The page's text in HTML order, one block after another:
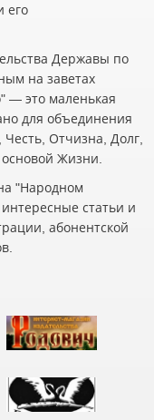
его
Державы по
на заветах
— это маленькая
для объединения
Честь, Отчизна, Долг,
Жизни.
"Народном
статьи и
абонентской